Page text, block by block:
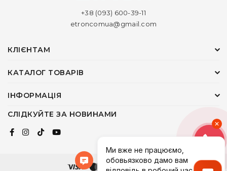
+38 (093) 600-39-11
etroncomua@gmail.com
КЛІЄНТАМ
КАТАЛОГ ТОВАРІВ
ІНФОРМАЦІЯ
СЛІДКУЙТЕ ЗА НОВИНАМИ